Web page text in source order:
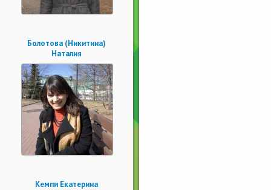
Болотова (Никитина)
Наталия
Кемпи Екатерина